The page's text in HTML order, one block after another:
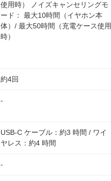
使用時） ノイズキャンセリングモ
ード： 最大10時間（イヤホン本
体）/ 最大50時間（充電ケース使用
時）
約4回
-
USB-C ケーブル：約3 時間 / ワイ
ヤレス：約4 時間
-